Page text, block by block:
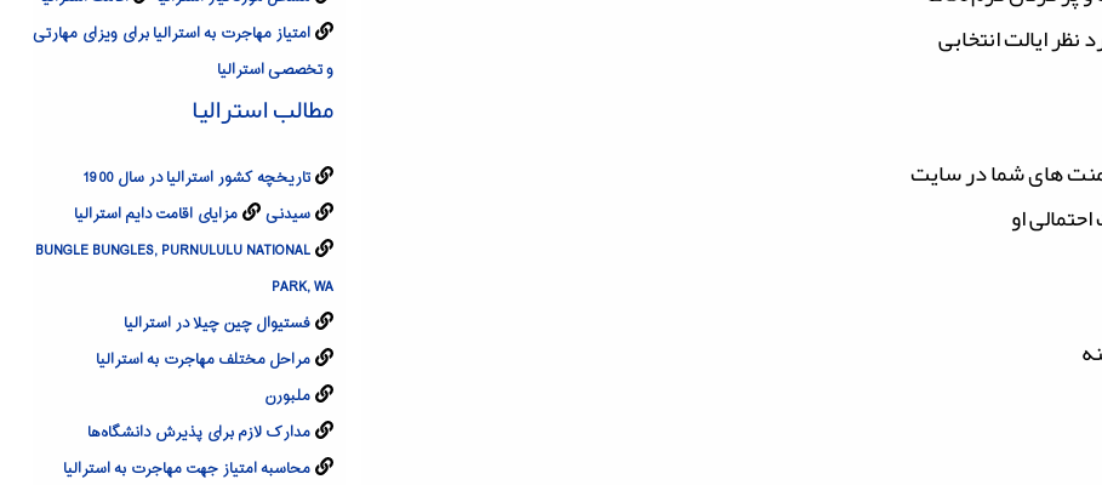
امتیاز مهاجرت به استرالیا برای ویزای مهارتی
و تخصصی استرالیا
مطالب استرالیا
تاریخچه کشور استرالیا در سال 1900
سیدنی
مزایای اقامت دایم استرالیا
BUNGLE BUNGLES, PURNULULU NATIONAL
PARK, WA
فستیوال چین چیلا در استرالیا
مراحل مختلف مهاجرت به استرالیا
ملبورن
مدارک لازم برای پذیرش دانشگاه‌ها
محاسبه امتیاز جهت مهاجرت به استرالیا